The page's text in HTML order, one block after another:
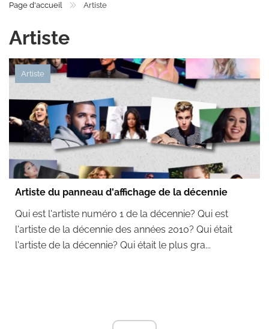
Page d'accueil Artiste
Artiste
Artiste
Artiste du panneau d'affichage de la décennie
Qui est l'artiste numéro 1 de la décennie? Qui est
l'artiste de la décennie des années 2010? Qui était
l'artiste de la décennie? Qui était le plus gra...